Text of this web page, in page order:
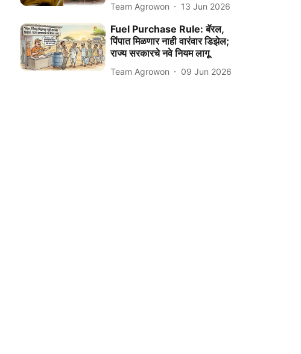
Team Agrowon 13 Jun 2026
Fuel Purchase Rule: बॅरल,
पिंपात मिळणार नाही वारंवार डिझेल;
राज्य सरकारचे नवे नियम लागू
Team Agrowon 09 Jun 2026